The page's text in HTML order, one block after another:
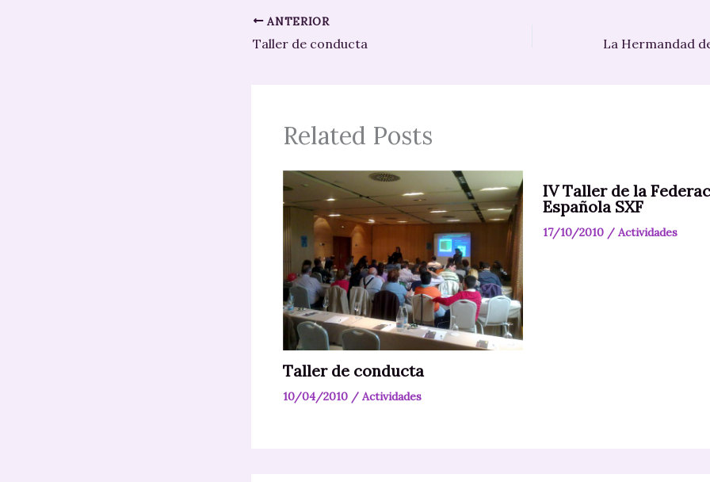
ANTERIOR
Taller de conducta
Related Posts
Taller de conducta
10/04/2010 / Actividades
IV Taller de la
Española SXF
17/10/2010 / Actividades